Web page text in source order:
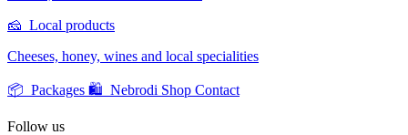
🧀 Local products
Cheeses, honey, wines and local specialities
📦 Packages 🛍️ Nebrodi Shop Contact
Follow us